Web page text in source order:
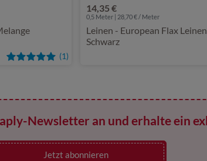
(1)
14,35 €
0,5 Meter | 28,70 € / Meter
Leinen - European Flax
Schwarz
Newsletter an und erhalte ein
Jetzt abonnieren